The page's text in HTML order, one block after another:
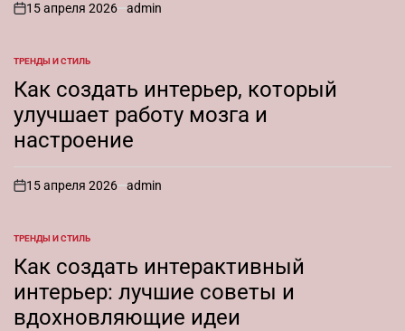
on
15 апреля 2026 admin
ОПУБЛИКОВАНО
В
ТРЕНДЫ И СТИЛЬ
Как создать интерьер, который
улучшает работу мозга и
настроение
on
15 апреля 2026 admin
ОПУБЛИКОВАНО
В
ТРЕНДЫ И СТИЛЬ
Как создать интерактивный
интерьер: лучшие советы и
вдохновляющие идеи